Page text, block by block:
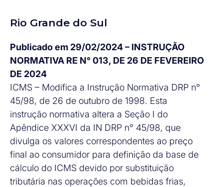
Rio Grande do Sul
Publicado em 29/02/2024 – INSTRUÇÃO
NORMATIVA RE N° 013, DE 26 DE FEVEREIRO
DE 2024
ICMS – Modifica a Instrução Normativa DRP n°
45/98, de 26 de outubro de 1998. Esta
instrução normativa altera a Seção I do
Apêndice XXXVI da IN DRP n° 45/98, que
divulga os valores correspondentes ao preço
final ao consumidor para definição da base de
cálculo do ICMS devido por substituição
tributária nas operações com bebidas frias,